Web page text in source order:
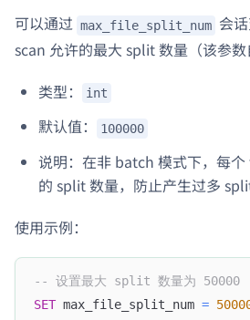
可以通过 max_file_split_num 会
scan 允许的最大 split 数量（该参数
类型：
int
默认值： 100000
说明：在非 batch 模式下，每
的 split 数量，防止产生过多
使用示例：
-- 设置最大 split 数量为 50000
SET max_file_split_num =